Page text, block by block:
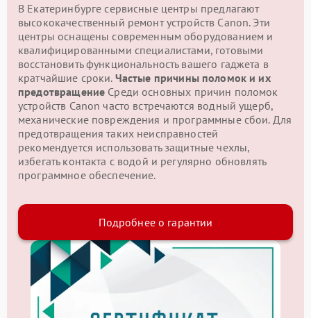
В Екатеринбурге сервисные центры предлагают
высококачественный ремонт устройств Canon. Эти
центры оснащены современным оборудованием и
квалифицированными специалистами, готовыми
восстановить функциональность вашего гаджета в
кратчайшие сроки. Частые причины поломок и их
предотвращение Среди основных причин поломок
устройств Canon часто встречаются водный ущерб,
механические повреждения и программные сбои. Для
предотвращения таких неисправностей
рекомендуется использовать защитные чехлы,
избегать контакта с водой и регулярно обновлять
программное обеспечение.
Подробнее о гарантии